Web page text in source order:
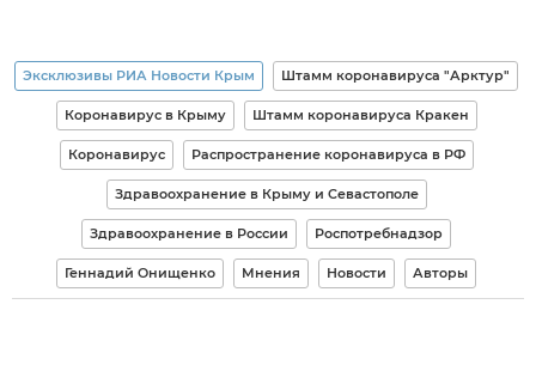
Эксклюзивы РИА Новости Крым Штамм коронавируса "Арктур"
Коронавирус в Крыму Штамм коронавируса Кракен
Коронавирус Распространение коронавируса в РФ
Здравоохранение в Крыму и Севастополе
Здравоохранение в России Роспотребнадзор
Геннадий Онищенко Мнения Новости Авторы